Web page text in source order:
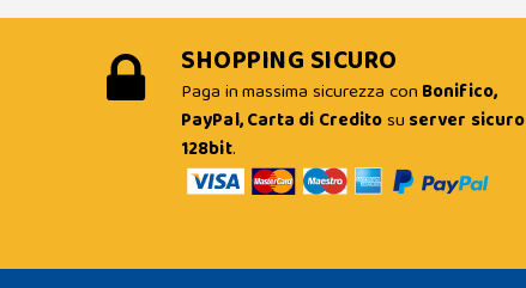
SHOPPING SICURO
Paga in massima sicurezza con Bonifico,
PayPal, Carta di Creditosu server sicuro
128bit.